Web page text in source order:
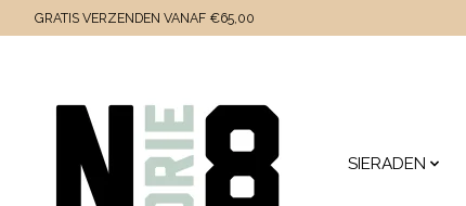
GRATIS VERZENDEN VANAF €65,00
SIERADEN